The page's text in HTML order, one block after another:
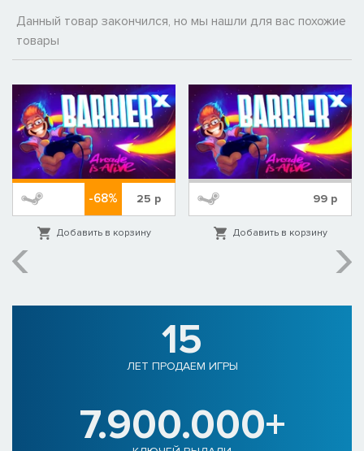
Данный товар закончился, но мы нашли для вас похожие
товары
-68% 25 р
Добавить в корзину
99р
Добавить в корзину
15
ЛЕТ ПРОДАЕМ ИГРЫ
7.900.000+